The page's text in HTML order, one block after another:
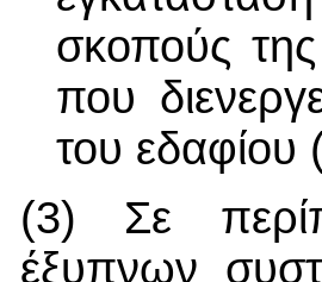
σκοπούς
που
του εδαφίου
(3) Σε
έξυπνων